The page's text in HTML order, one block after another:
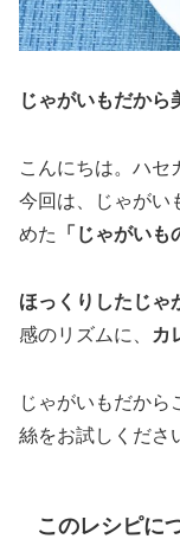
じゃがいもだから
こんにちは。ハセ
今回は、じゃがい
めた
「じゃがいも
ほっくりしたじゃ
感のリズムに、
カ
じゃがいもだから
絲をお試しくださ
このレシピに